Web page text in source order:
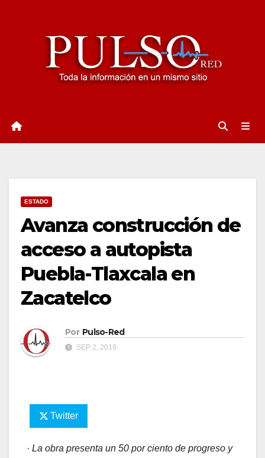
ESTADO
Avanza construcción de
acceso a autopista
Puebla-Tlaxcala en
Zacatelco
Por Pulso-Red
SEP 2, 2019
Twitter
· La obra presenta un 50 por ciento de progreso y